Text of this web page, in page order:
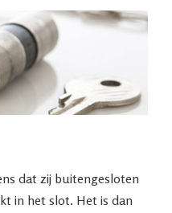
dat zij buitengesloten
in het slot. Het is dan